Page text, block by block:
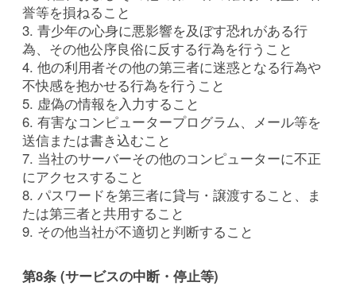
誉等を損ねること
3. 青少年の心身に悪影響を及ぼす恐れがある行
為、その他公序良俗に反する行為を行うこと
4. 他の利用者その他の第三者に迷惑となる行為や
不快感を抱かせる行為を行うこと
5. 虚偽の情報を入力すること
6. 有害なコンピュータープログラム、メール等を
送信または書き込むこと
7. 当社のサーバーその他のコンピューターに不正
にアクセスすること
8. パスワードを第三者に貸与・譲渡すること、ま
たは第三者と共用すること
9. その他当社が不適切と判断すること
第8条 (サービスの中断・停止等)